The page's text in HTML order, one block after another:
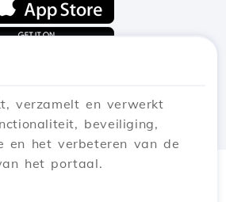
verzamelt en verwerkt
beveiliging,
en het verbeteren van de
het portaal.